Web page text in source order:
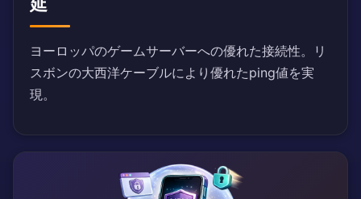
ヨーロッパのゲームサーバーへの優れた接続性。リ
スボンの大西洋ケーブルにより優れたping値を実
現。